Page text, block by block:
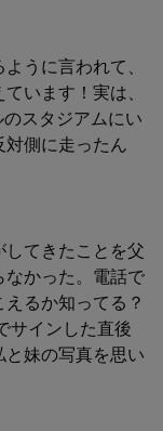
うに言われて、
います！実は、
スタジアムにい
側に走ったん
してきたことを父
かった。電話で
るか知ってる？
サインした直後
妹の写真を思い